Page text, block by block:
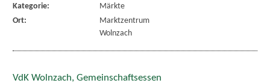
Kategorie:
Märkte
Ort:
Marktzentrum
Wolnzach
VdK Wolnzach, Gemeinschaftsessen